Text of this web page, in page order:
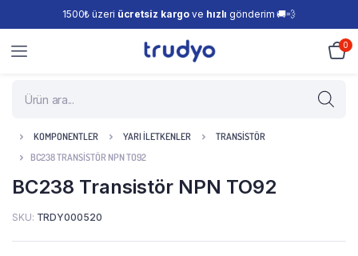
1500₺ üzeri ücretsiz kargo ve hızlı gönderim 🚚💨
0
KOMPONENTLER YARI İLETKENLER
TRANSISTÖR
BC238 TRANSISTÖR NPN TO92
BC238 Transistör NPN TO92
SKU: TRDY000520